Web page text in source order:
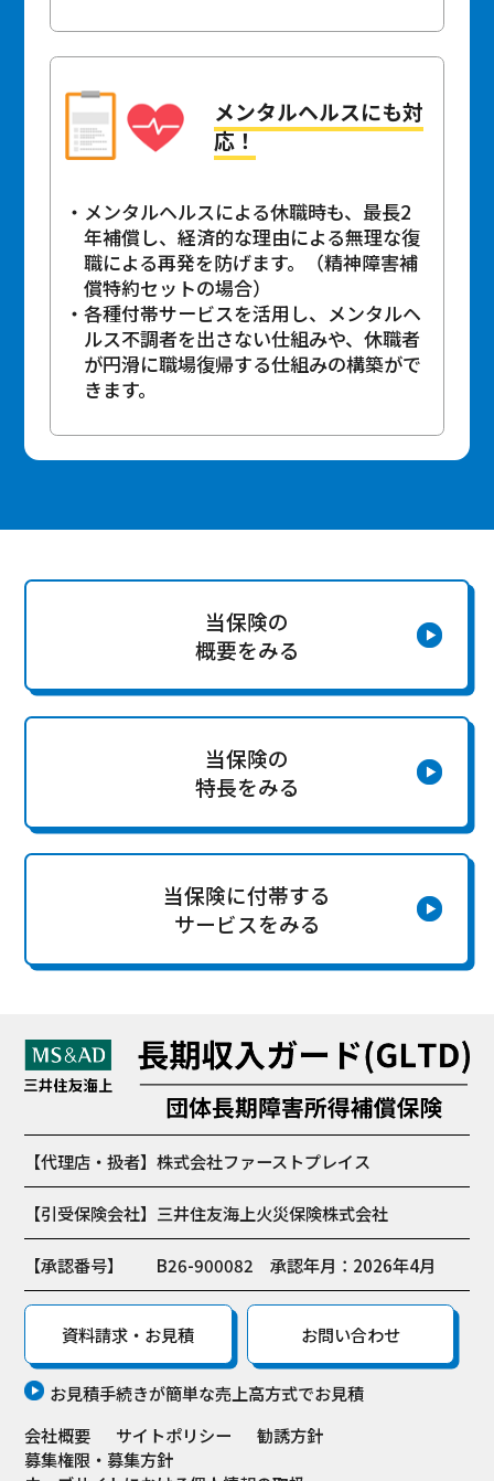
メンタルヘルスにも対
応！
メンタルヘルスによる休職時も、最長2
年補償し、経済的な理由による無理な復
職による再発を防げます。（精神障害補
償特約セットの場合）
各種付帯サービスを活用し、メンタルヘ
ルス不調者を出さない仕組みや、休職者
が円滑に職場復帰する仕組みの構築がで
きます。
当保険の
概要をみる
当保険の
特長をみる
当保険に付帯する
サービスをみる
【代理店・扱者】株式会社ファーストプレイス
【引受保険会社】 三井住友海上火災保険株式会社
【承認番号】 B26-900082 承認年月：2026年4月
資料請求・お見積 お問い合わせ
お見積手続きが簡単な売上高方式でお見積
会社概要
サイトポリシー
勧誘方針
募集権限・募集方針